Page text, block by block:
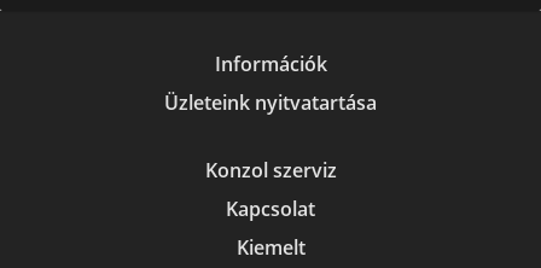
Információk
Üzleteink nyitvatartása
Konzol szerviz
Kapcsolat
Kiemelt